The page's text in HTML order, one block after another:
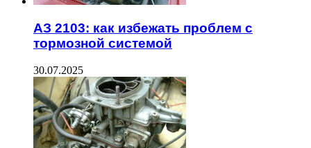
АЗ 2103: как избежать проблем с
тормозной системой
30.07.2025